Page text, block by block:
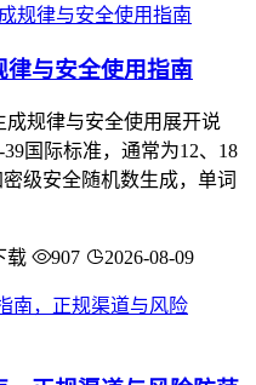
与安全使用指南
规律与安全使用展开说
国际标准，通常为12、18
级安全随机数生成，单词
载 907 2026-08-09